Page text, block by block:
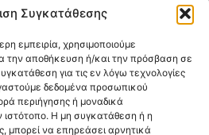
Συγκατάθεσης
εμπειρία, χρησιμοποιούμε
την αποθήκευση ή/και την πρόσβαση σε
για τις εν λόγω τεχνολογίες
δεδομένα προσωπικού
περιήγησης ή μοναδικά
Η μη συγκατάθεση ή η
μπορεί να επηρεάσει αρνητικά
info@neologosattikis.gr
ΜΑΣ